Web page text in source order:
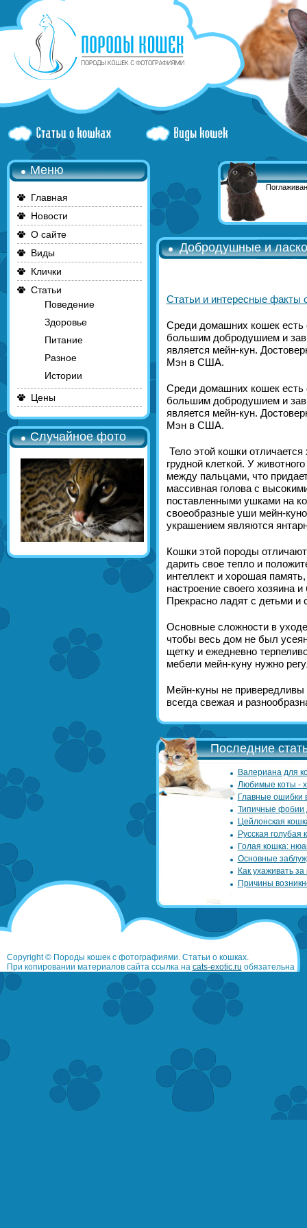
Меню
Главная
Новости
О сайте
Виды
Клички
Статьи
Поведение
Здоровье
Питание
Разное
Истории
Цены
Случайное фото
Добродушные и
Статьи и интересные факты
Среди домашних кошек есть
большим добродушием и
является мейн-кун.
Мэн в США.
Среди домашних кошек есть
большим добродушием и
является мейн-кун.
Мэн в США.
Тело этой кошки
грудной клеткой. У
между пальцами, что
массивная голова с
поставленными ушками на
своеобразные уши мейн-
украшением являются
Кошки этой породы
дарить свое тепло и
интеллект и хорошая
настроение своего хозяина
Прекрасно ладят с детьми и
Основные сложности в
чтобы весь дом не был
щетку и ежедневно
мебели мейн-куну нужно
Мейн-куны не
всегда свежая и
Последние
Валериана для
Любимые коты -
Главные ошибки
Типичные фобии
Цейлонская
Русская голубая
Голая кошка:
Основные
Как ухаживать
Причины
Copyright © Породы кошек с фотографиями. Статьи о кошках.
При копировании материалов сайта ссылка на cats-exotic.ru обязательна